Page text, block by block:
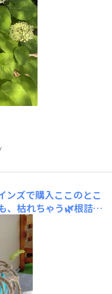
ンズで購入ここのとこ
、枯れちゃう🌿根詰ま
で植え替え根っこが
、真っ黒でギューギュ
うかしら😽